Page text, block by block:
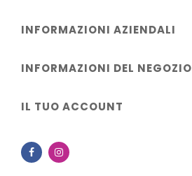
INFORMAZIONI AZIENDALI
INFORMAZIONI DEL NEGOZIO
IL TUO ACCOUNT
Facebook